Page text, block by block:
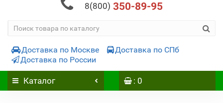
8(800) 350-89-95
Доставка по Москве
Доставка по СПб
Доставка по России
Каталог : 0